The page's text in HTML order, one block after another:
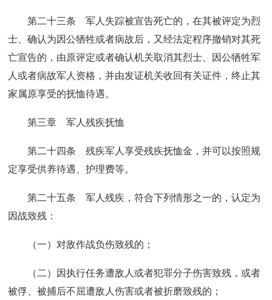
第二十三条 军人失踪被宣告死亡的，在其被评定为烈
士、确认为因公牺牲或者病故后，又经法定程序撤销对其死
亡宣告的，由原评定或者确认机关取消其烈士、因公牺牲军
人或者病故军人资格，并由发证机关收回有关证件，终止其
家属原享受的抚恤待遇。
第三章 军人残疾抚恤
第二十四条 残疾军人享受残疾抚恤金，并可以按照规
定享受供养待遇、护理费等。
第二十五条 军人残疾，符合下列情形之一的，认定为
因战致残：
（一）对敌作战负伤致残的；
（二）因执行任务遭敌人或者犯罪分子伤害致残，或者
被俘、被捕后不屈遭敌人伤害或者被折磨致残的；